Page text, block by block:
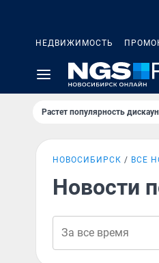
НЕДВИЖИМОСТЬ
Растет популярность
НОВОСИБИРСК ВСЕ
Новости